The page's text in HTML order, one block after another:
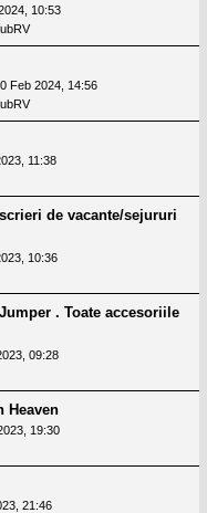
10:53
Feb 2024, 14:56
11:38
de vacante/sejururi
10:36
. Toate accesoriile
09:28
Heaven
19:30
21:46